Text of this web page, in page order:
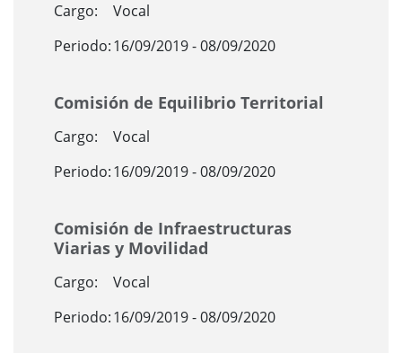
Cargo:
Vocal
Periodo:16/09/2019 - 08/09/2020
Comisión de Equilibrio Territorial
Cargo:
Vocal
Periodo:16/09/2019 - 08/09/2020
Comisión de Infraestructuras
Viarias y Movilidad
Cargo:
Vocal
Periodo:16/09/2019 - 08/09/2020